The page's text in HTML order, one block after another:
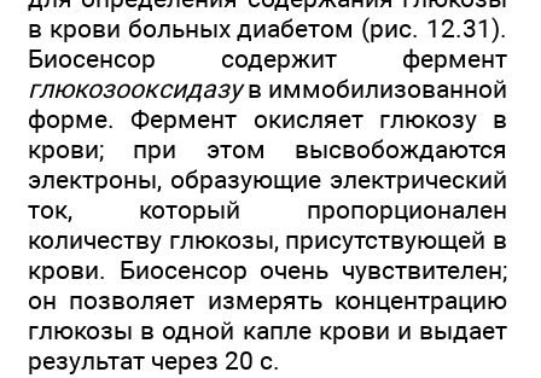
в крови больных диабетом (рис. 12.31).
Биосенсор содержит фермент
глюкозооксидазув иммобилизованной
форме. Фермент окисляет глюкозу в
крови; при этом высвобождаются
электроны, образующие электрический
ток, который пропорционален
количеству глюкозы, присутствующей в
крови. Биосенсор очень чувствителен;
он позволяет измерять концентрацию
глюкозы в одной капле крови и выдает
результат через 20 с.